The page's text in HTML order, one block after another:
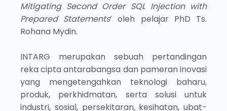
Mitigating Second Order SQL Injection with
Prepared Statements’ oleh pelajar PhD Ts.
Rohana Mydin.
INTARG merupakan sebuah pertandingan
reka cipta antarabangsa dan pameran inovasi
yang mengetengahkan teknologi baharu,
produk, perkhidmatan, serta solusi untuk
industri, sosial, persekitaran, kesihatan, ubat-